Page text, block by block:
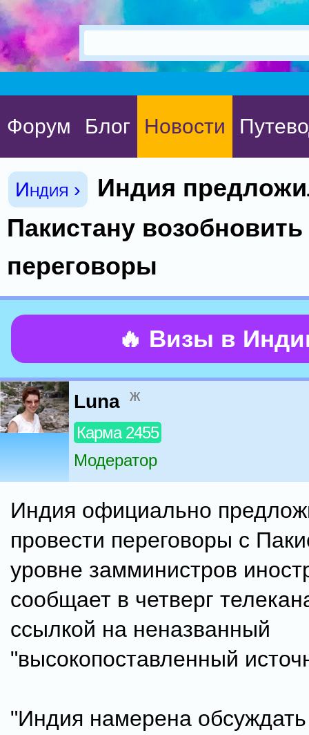
Форум Блог Новости
Индия ›
Индия
Пакистану возобновить
переговоры
🔥 Визы в
Luna ж
Карма 2455
Модератор
Индия официально
провести переговоры с
уровне замминистров
сообщает в четверг
ссылкой на неназванный
"высокопоставленный
"Индия намерена